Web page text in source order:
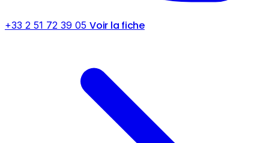
+33 2 51 72 39 05 Voir la fiche